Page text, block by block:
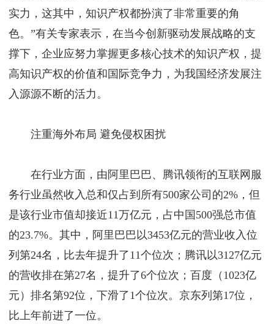
实力，这其中，知识产权都扮演了非常重要的角
色。”有关专家表示，在当今创新驱动发展战略的支
撑下，企业应努力掌握更多核心技术的知识产权，提
高知识产权的价值和国际竞争力，为我国经济发展注
入源源不断的活力。
注重海外布局 避免侵权困扰
在行业方面，由阿里巴巴、腾讯领衔的互联网服
务行业虽然收入总和仅占到所有500家公司的2%，但
是该行业市值却接近11万亿元，占中国500强总市值
的23.7%。其中，阿里巴巴以3453亿元的营业收入位
列第24名，比去年提升了11个位次；腾讯以3127亿元
的营收排在第27名，提升了6个位次；百度（1023亿
元）排名第92位，下滑了1个位次。京东列第17位，
比上年前进了一位。